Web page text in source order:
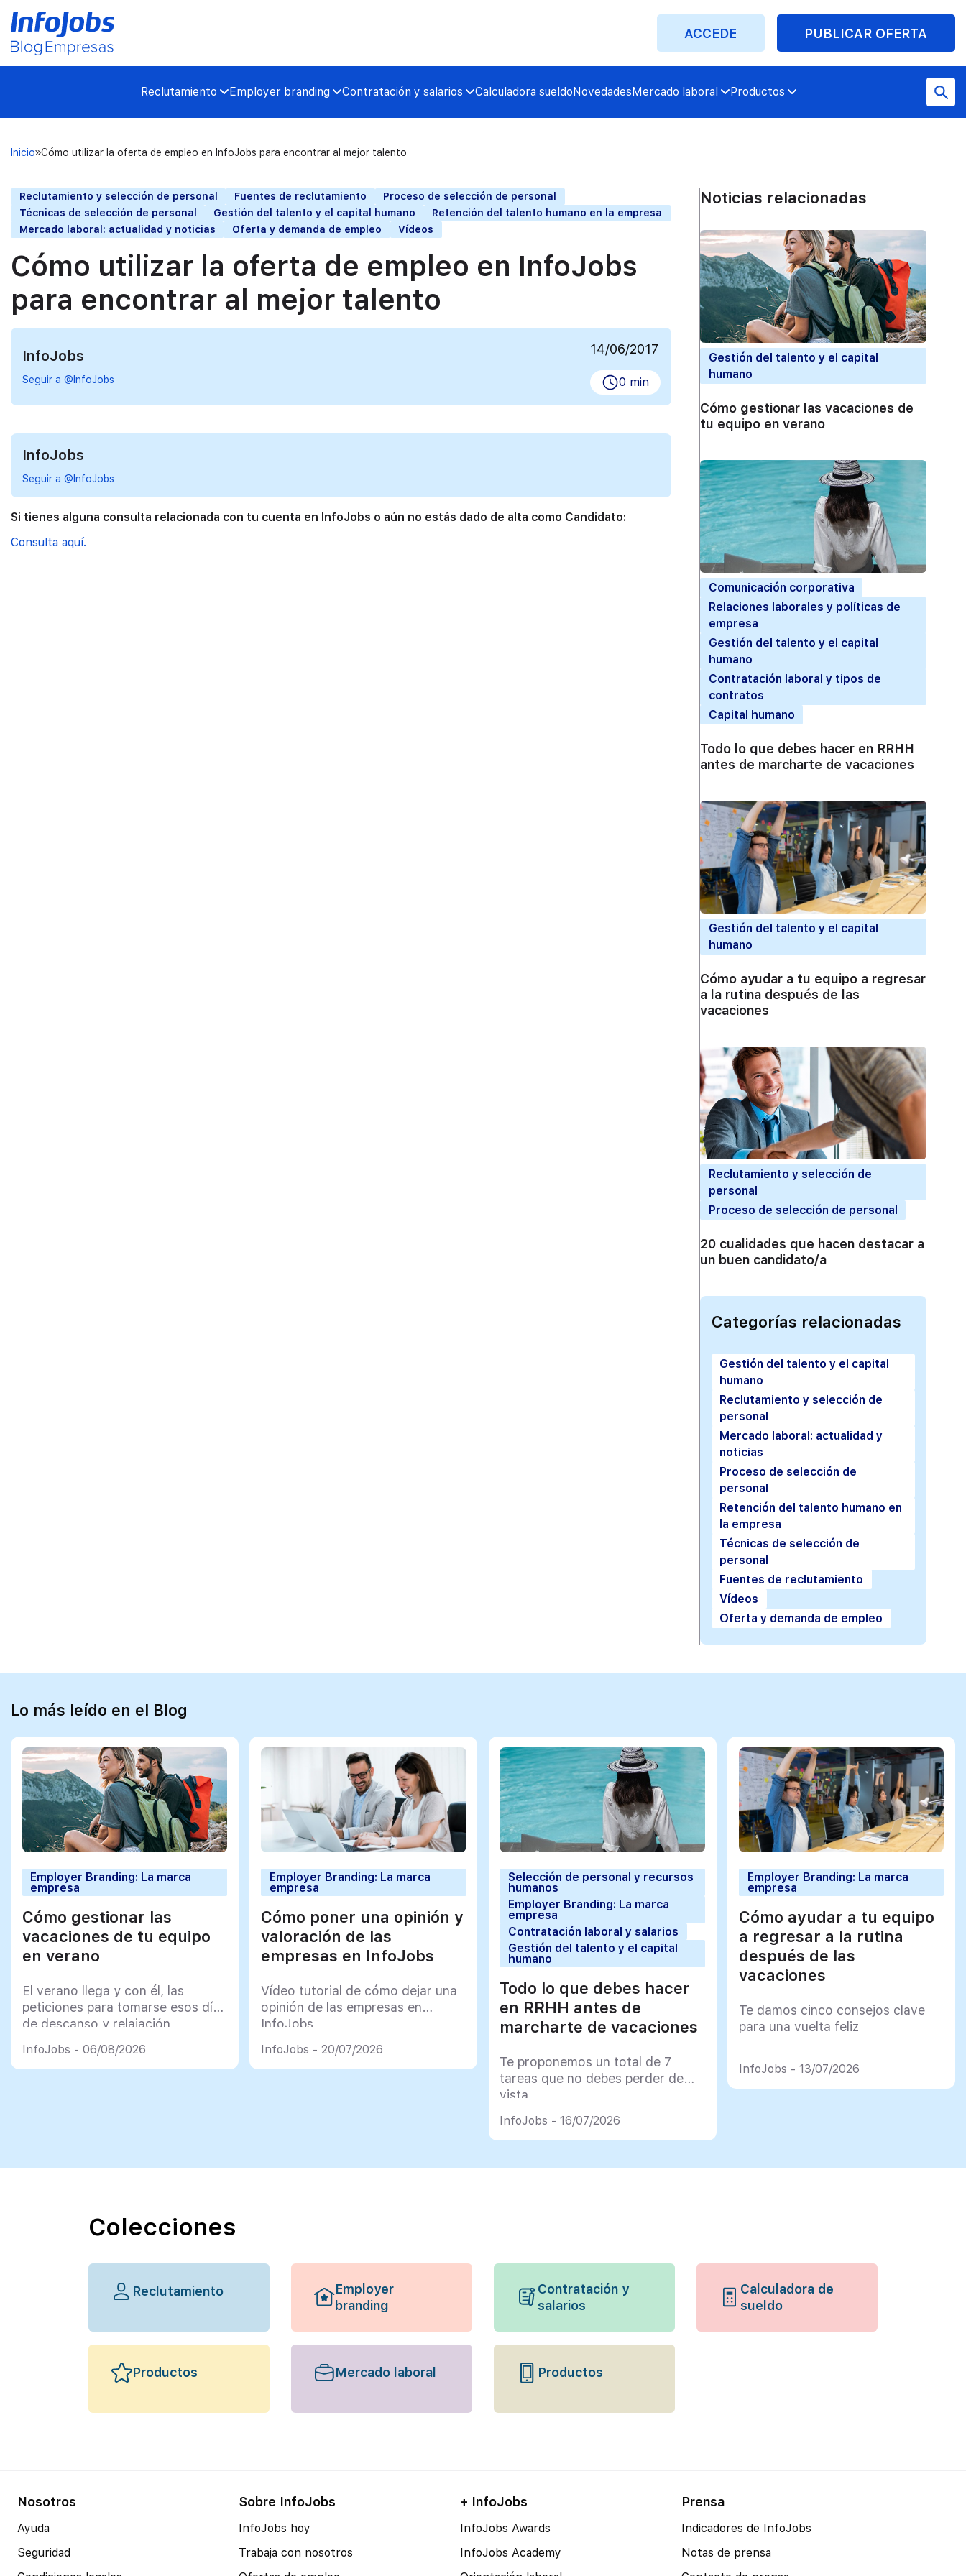
ACCEDE PUBLICAR OFERTA
Reclutamiento Employer branding Contratación y salarios Calculadora sueldoNovedadesMercado laboral Productos
Inicio Cómo utilizar la oferta de empleo en InfoJobs para encontrar al mejor talento
Reclutamiento y selección de personal Fuentes de reclutamiento
Proceso de selección de personal
Técnicas de selección de personal
Gestión del talento y el capital humano
Retención del talento humano en la empresa
Mercado laboral: actualidad y noticias
Oferta y demanda de empleo Vídeos
Cómo utilizar la oferta de empleo en InfoJobs
para encontrar al mejor talento
InfoJobs
Seguir a @InfoJobs
14/06/2017
0 min
InfoJobs
Seguir a @InfoJobs
Si tienes alguna consulta relacionada con tu cuenta en InfoJobs o aún no estás dado de alta como Candidato:
Consulta aquí.
Noticias relacionadas
Gestión del talento y el capital
humano
Cómo gestionar las vacaciones de
tu equipo en verano
Comunicación corporativa
Relaciones laborales y políticas de
empresa
Gestión del talento y el capital
humano
Contratación laboral y tipos de
contratos
Capital humano
Todo lo que debes hacer en RRHH
antes de marcharte de vacaciones
Gestión del talento y el capital
humano
Cómo ayudar a tu equipo a regresar
a la rutina después de las
vacaciones
Reclutamiento y selección de
personal
Proceso de selección de personal
20 cualidades que hacen destacar a
un buen candidato/a
Categorías relacionadas
Gestión del talento y el capital
humano
Reclutamiento y selección de
personal
Mercado laboral: actualidad y
noticias
Proceso de selección de
personal
Retención del talento humano en
la empresa
Técnicas de selección de
personal
Fuentes de reclutamiento
Vídeos
Oferta y demanda de empleo
Lo más leído en el Blog
Employer Branding: La marca
empresa
Cómo gestionar las
vacaciones de tu equipo
en verano
El verano llega y con él, las
peticiones para tomarse esos días
de descanso y relajación
InfoJobs - 06/08/2026
Employer Branding: La marca
empresa
Cómo poner una opinión y
valoración de las
empresas en InfoJobs
Vídeo tutorial de cómo dejar una
opinión de las empresas en
InfoJobs
InfoJobs - 20/07/2026
Selección de personal y recursos
humanos
Employer Branding: La marca
empresa
Contratación laboral y salarios
Gestión del talento y el capital
humano
Todo lo que debes hacer
en RRHH antes de
marcharte de vacaciones
Te proponemos un total de 7
tareas que no debes perder de
vista
InfoJobs - 16/07/2026
Employer Branding: La marca
empresa
Cómo ayudar a tu equipo
a regresar a la rutina
después de las
vacaciones
Te damos cinco consejos clave
para una vuelta feliz
InfoJobs - 13/07/2026
Colecciones
Reclutamiento
Employer
branding
Contratación y
salarios
Calculadora de
sueldo
Productos Mercado laboral Productos
Nosotros
Ayuda
Seguridad
Sobre InfoJobs
InfoJobs hoy
Trabaja con nosotros
+ InfoJobs
InfoJobs Awards
InfoJobs Academy
Prensa
Indicadores de InfoJobs
Notas de prensa